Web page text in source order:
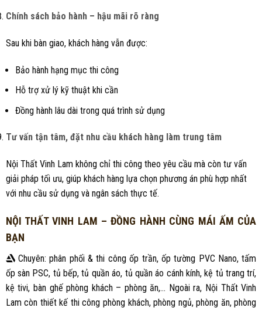
Chính sách bảo hành – hậu mãi rõ ràng
Sau khi bàn giao, khách hàng vẫn được:
Bảo hành hạng mục thi công
Hỗ trợ xử lý kỹ thuật khi cần
Đồng hành lâu dài trong quá trình sử dụng
Tư vấn tận tâm, đặt nhu cầu khách hàng làm trung tâm
Nội Thất Vinh Lam không chỉ thi công theo yêu cầu mà còn tư vấn
giải pháp tối ưu, giúp khách hàng lựa chọn phương án phù hợp nhất
với nhu cầu sử dụng và ngân sách thực tế.
NỘI THẤT VINH LAM – ĐỒNG HÀNH CÙNG MÁI ẤM CỦA
BẠN
Chuyên: phân phối & thi công ốp trần, ốp tường PVC Nano, tấm
ốp sàn PSC, tủ bếp, tủ quần áo, tủ quần áo cánh kính, kệ tủ trang trí,
kệ tivi, bàn ghế phòng khách – phòng ăn,… Ngoài ra, Nội Thất Vinh
Lam còn thiết kế thi công phòng khách, phòng ngủ, phòng ăn, phòng